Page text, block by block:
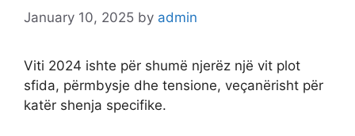
January 10, 2025 by admin
Viti 2024 ishte për shumë njerëz një vit plot
sfida, përmbysje dhe tensione, veçanërisht për
katër shenja specifike.